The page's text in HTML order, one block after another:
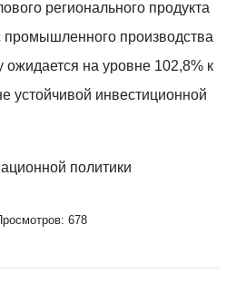
регионального продукта
производства
ожидается на уровне 102,8% к
устойчивой инвестиционной
политики
678